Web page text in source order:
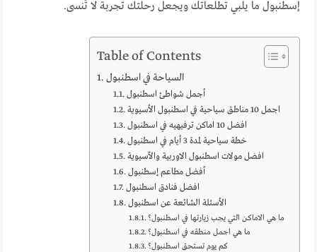
إسطنبول ما يلبي تطلعاتك ويجعل رحلتك تجربة لا تُنسى.
Table of Contents
السياحة في اسطنبول
أجمل شواطئ اسطنبول
اجمل 10 مناطق سياحية في اسطنبول الأسيوية
افضل 10 اماكن ترفيهيه في اسطنبول
خطة سياحية لمدة 3 أيام في اسطنبول
افضل مولات اسطنبول الاوربية والآسيوية
أفضل مطاعم إسطنبول
افضل فنادق اسطنبول
ما هي الاماكن التي يجب زيارتها في اسطنبول؟
ما هي اجمل منطقه في اسطنبول؟
كم يوم تستحق اسطنبول؟